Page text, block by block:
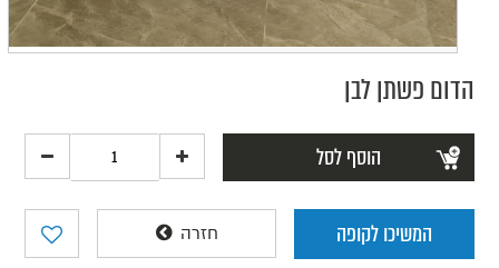
הדום פשתן לבן
הוסף לסל
המשיכו לקופה חזרה